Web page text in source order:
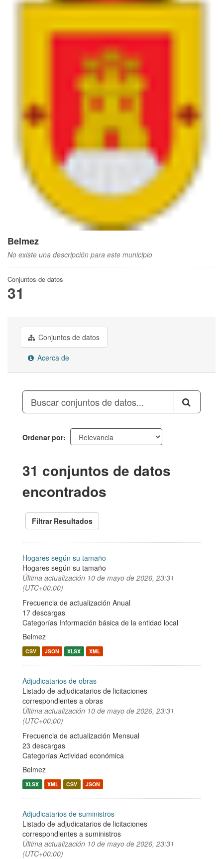
Belmez
No existe una descripción para este municipio
Conjuntos de datos
31
Conjuntos de datos
Acerca de
Ordenar por
31 conjuntos de datos
encontrados
Filtrar Resultados
Hogares según su tamaño
Hogares según su tamaño
Última actualización 10 de mayo de 2026, 23:31
(UTC+00:00)
Frecuencia de actualización Anual
17 descargas
Categorías Información básica de la entidad local
Belmez
CSV JSON XLSX XML
Adjudicatarios de obras
Listado de adjudicatarios de licitaciones
correspondientes a obras
Última actualización 10 de mayo de 2026, 23:31
(UTC+00:00)
Frecuencia de actualización Mensual
23 descargas
Categorías Actividad económica
Belmez
XLSX XML CSV JSON
Adjudicatarios de suministros
Listado de adjudicatarios de licitaciones
correspondientes a suministros
Última actualización 10 de mayo de 2026, 23:31
(UTC+00:00)